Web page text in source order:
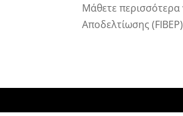
Μάθετε περισσότερα
Αποδελτίωσης